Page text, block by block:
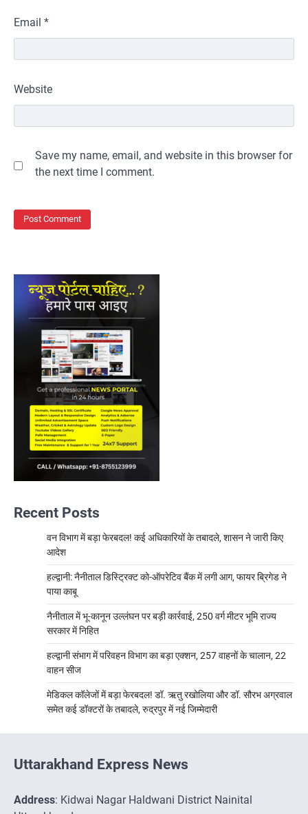
Email *
Website
Save my name, email, and website in this browser for
the next time I comment.
Recent Posts
वन विभाग में बड़ा फेरबदल! कई अधिकारियों के तबादले, शासन ने जारी किए
आदेश
हल्द्वानी: नैनीताल डिस्ट्रिक्ट को-ऑपरेटिव बैंक में लगी आग, फायर ब्रिगेड ने
पाया काबू
नैनीताल में भू-कानून उल्लंघन पर बड़ी कार्रवाई, 250 वर्ग मीटर भूमि राज्य
सरकार में निहित
हल्द्वानी संभाग में परिवहन विभाग का बड़ा एक्शन, 257 वाहनों के चालान, 22
वाहन सीज
मेडिकल कॉलेजों में बड़ा फेरबदल! डॉ. ऋतु रखोलिया और डॉ. सौरभ अग्रवाल
समेत कई डॉक्टरों के तबादले, रुद्रपुर में नई जिम्मेदारी
Uttarakhand Express News
Address: Kidwai Nagar Haldwani District Nainital